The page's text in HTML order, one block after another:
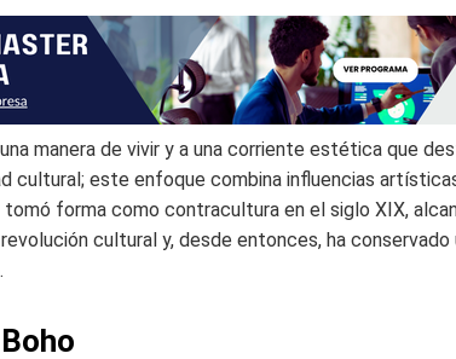
manera de vivir y a una corriente estética que
cultural; este enfoque combina influencias
forma como contracultura en el siglo XIX,
cultural y, desde entonces, ha conservado